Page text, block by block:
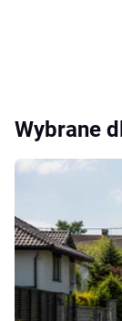
Wybrane